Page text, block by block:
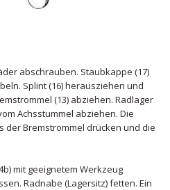
abschrauben. Staubkappe (17)
Splint (16) herausziehen und
(13) abziehen. Radlager
Achsstummel abziehen. Die
der Bremstrommel drücken und die
mit geeignetem Werkzeug
Radnabe (Lagersitz) fetten. Ein